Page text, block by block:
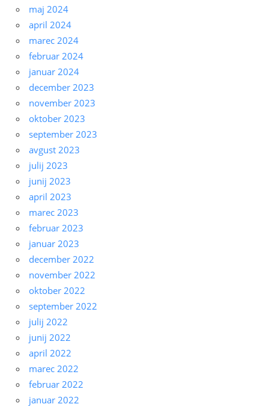
maj 2024
april 2024
marec 2024
februar 2024
januar 2024
december 2023
november 2023
oktober 2023
september 2023
avgust 2023
julij 2023
junij 2023
april 2023
marec 2023
februar 2023
januar 2023
december 2022
november 2022
oktober 2022
september 2022
julij 2022
junij 2022
april 2022
marec 2022
februar 2022
januar 2022